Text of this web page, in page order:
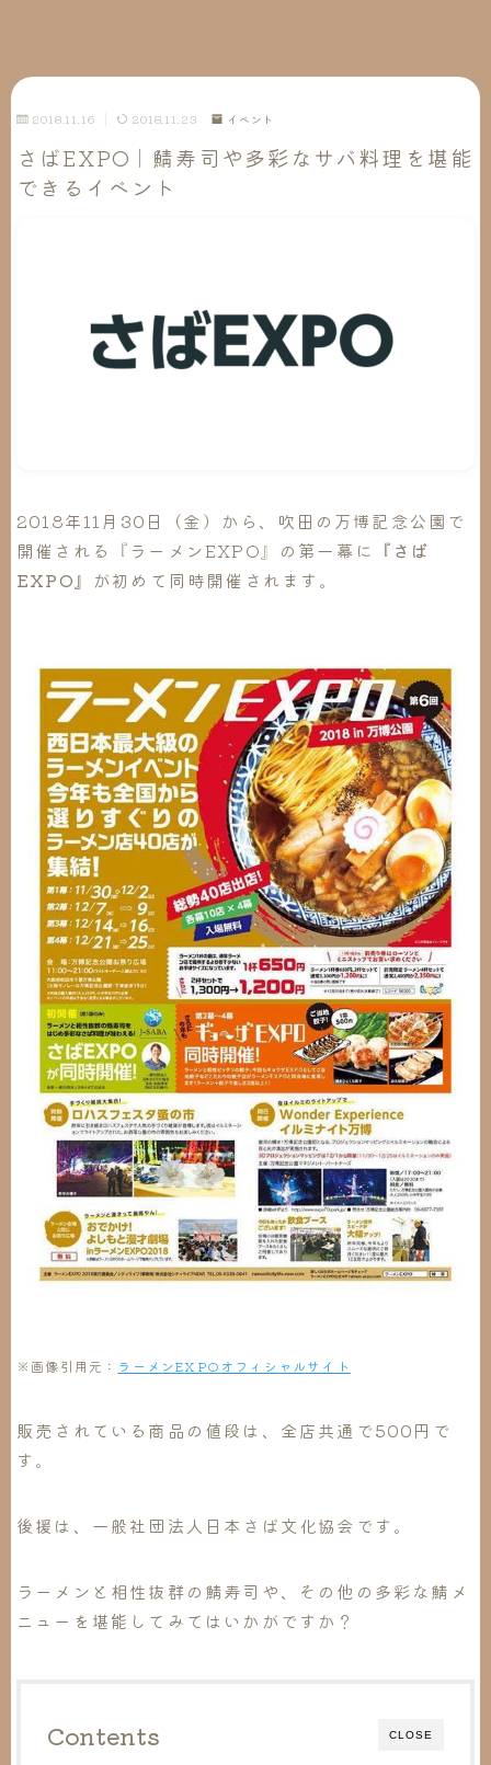
2018.11.16 2018.11.23 イベント
さばEXPO｜鯖寿司や多彩なサバ料理を堪能
できるイベント
2018年11月30日（金）から、吹田の万博記念公園で
開催される『ラーメンEXPO』の第一幕に 『さば
EXPO』 が初めて同時開催されます。
※画像引用元： ラーメンEXPOオフィシャルサイト
販売されている商品の値段は、全店共通で500円で
す。
後援は、一般社団法人日本さば文化協会です。
ラーメンと相性抜群の鯖寿司や、その他の多彩な鯖メ
ニューを堪能してみてはいかがですか？
CLOSE
Contents